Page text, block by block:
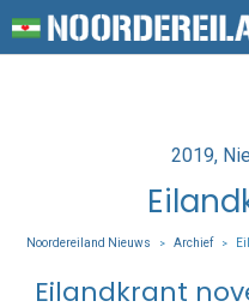
Posted
in
2019
Noordereiland Nieuws > Archief >
Eilandkrant